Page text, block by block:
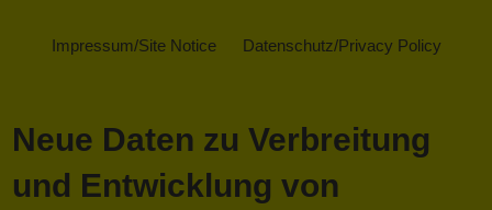
Impressum/Site Notice Datenschutz/Privacy Policy
Neue Daten zu Verbreitung
und Entwicklung von